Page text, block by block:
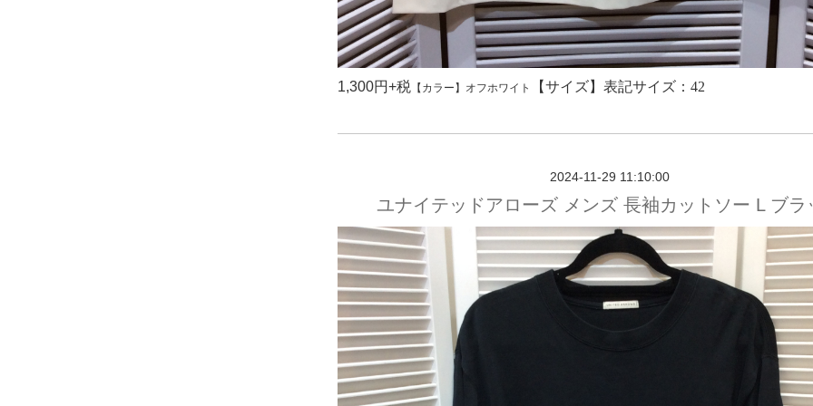
1,300円+税 【カラー】オフホワイト 【サイズ】表記サイズ ：42
2024-11-29 11:10:00
ユナイテッドアローズ メンズ 長袖カットソー L ブラ